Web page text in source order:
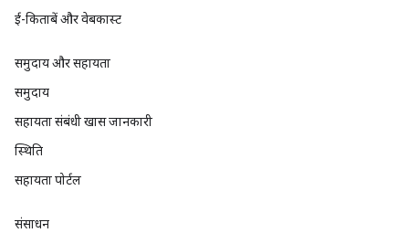
ई-किताबें और वेबकास्ट
समुदाय और सहायता
समुदाय
सहायता संबंधी खास जानकारी
स्थिति
सहायता पोर्टल
संसाधन